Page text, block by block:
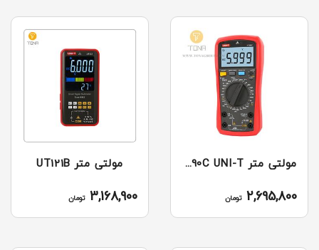
مولتی متر UT890C UNI-T
2,695,800 تومان
مولتی متر UT121B
3,168,900 تومان